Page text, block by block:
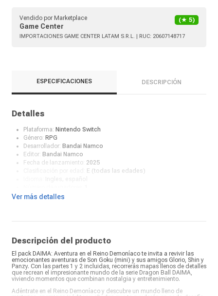
Vendido por Marketplace
Game Center
(★ 5)
IMPORTACIONES GAME CENTER LATAM S.R.L. | RUC: 20607148717
ESPECIFICACIONES DESCRIPCIÓN
Detalles
Plataforma: Nintendo Switch
Género: RPG
Desarrollador: Bandai Namco
Editor: Bandai Namco
Fecha de lanzamiento: 2025
E (todas las edades)
¿Qué incluye en la caja?:
Ver más detalles
Descripción del producto
El pack DAIMA: Aventura en el Reino Demoníaco te invita a revivir las
emocionantes aventuras de Son Goku (mini) y sus amigos Glorio, Shin y
Panzy. Con las partes 1 y 2 incluidas, recorrerás mapas llenos de detalles
que recrean el impresionante mundo de la serie Dragon Ball DAIMA,
viviendo momentos que combinan nostalgia y entretenimiento.
Adéntrate en el Reino Demoníaco y descubre un mundo lleno de